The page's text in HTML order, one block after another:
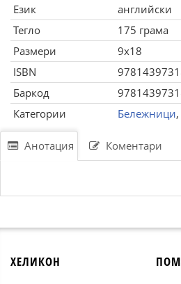
Език
английски
Тегло
175 грама
Размери
9x18
ISBN
Баркод
Категории
Бележници,
Анотация Коментари
ХЕЛИКОН